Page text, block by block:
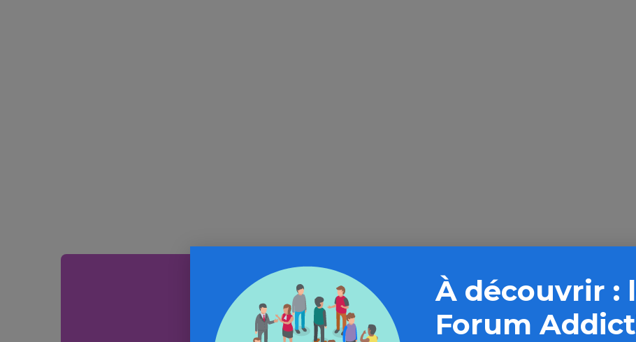
Aller plus loin sur l’espace Alcool
Informations, parcours d’évaluations, bonnes pratiques, FAQ,
annuaires, ressources, actualités...
À découvrir :
Forum